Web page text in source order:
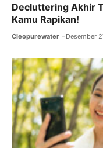
Decluttering Akhir
Kamu Rapikan!
Cleopurewater Desember